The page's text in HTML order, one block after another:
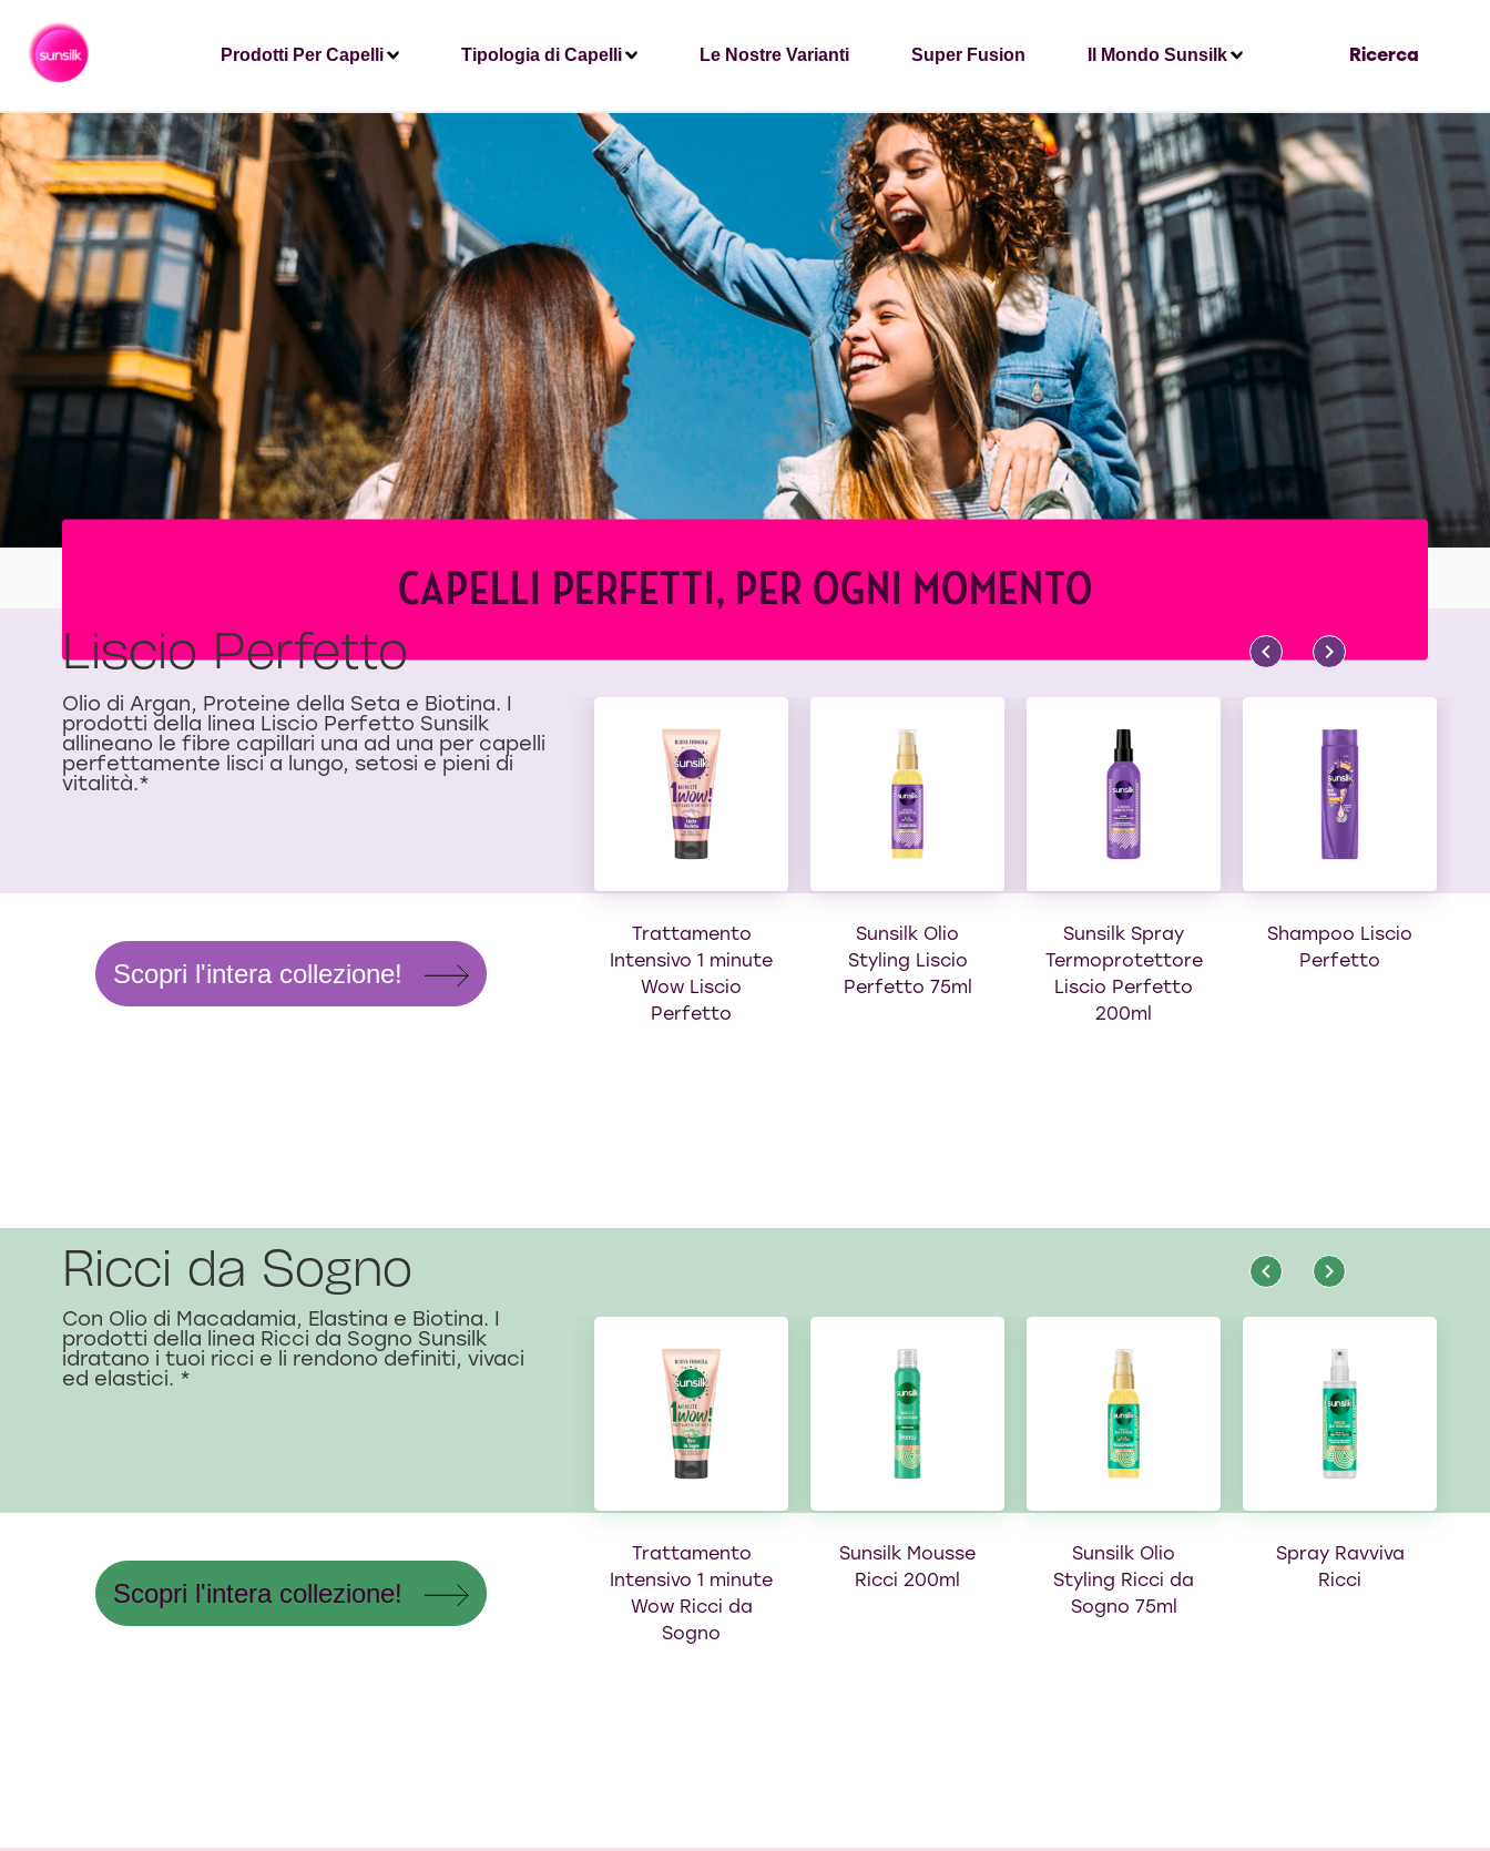
Ricerca
Prodotti Per Capelli Tipologia di Capelli Le Nostre Varianti Super Fusion Il Mondo Sunsilk
CAPELLI PERFETTI, PER OGNI MOMENTO
Scopri l'intera collezione!
Olio di Argan, Proteine della Seta e Biotina. I
prodotti della linea Liscio Perfetto Sunsilk
allineano le fibre capillari una ad una per capelli
perfettamente lisci a lungo, setosi e pieni di
vitalità.*
Liscio Perfetto
Trattamento
Intensivo 1 minute
Wow Liscio
Perfetto
Sunsilk Olio
Styling Liscio
Perfetto 75ml
Sunsilk Spray
Termoprotettore
Liscio Perfetto
200ml
Shampoo Liscio
Perfetto
Scopri l'intera collezione!
Con Olio di Macadamia, Elastina e Biotina. I
prodotti della linea Ricci da Sogno Sunsilk
idratano i tuoi ricci e li rendono definiti, vivaci
ed elastici. *
Ricci da Sogno
Trattamento
Intensivo 1 minute
Wow Ricci da
Sogno
Sunsilk Mousse
Ricci 200ml
Sunsilk Olio
Styling Ricci da
Sogno 75ml
Spray Ravviva
Ricci